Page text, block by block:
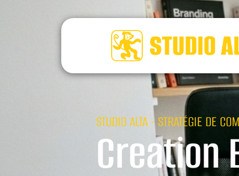
STUDIO ALTA - STRATÉGIE DE
Creation